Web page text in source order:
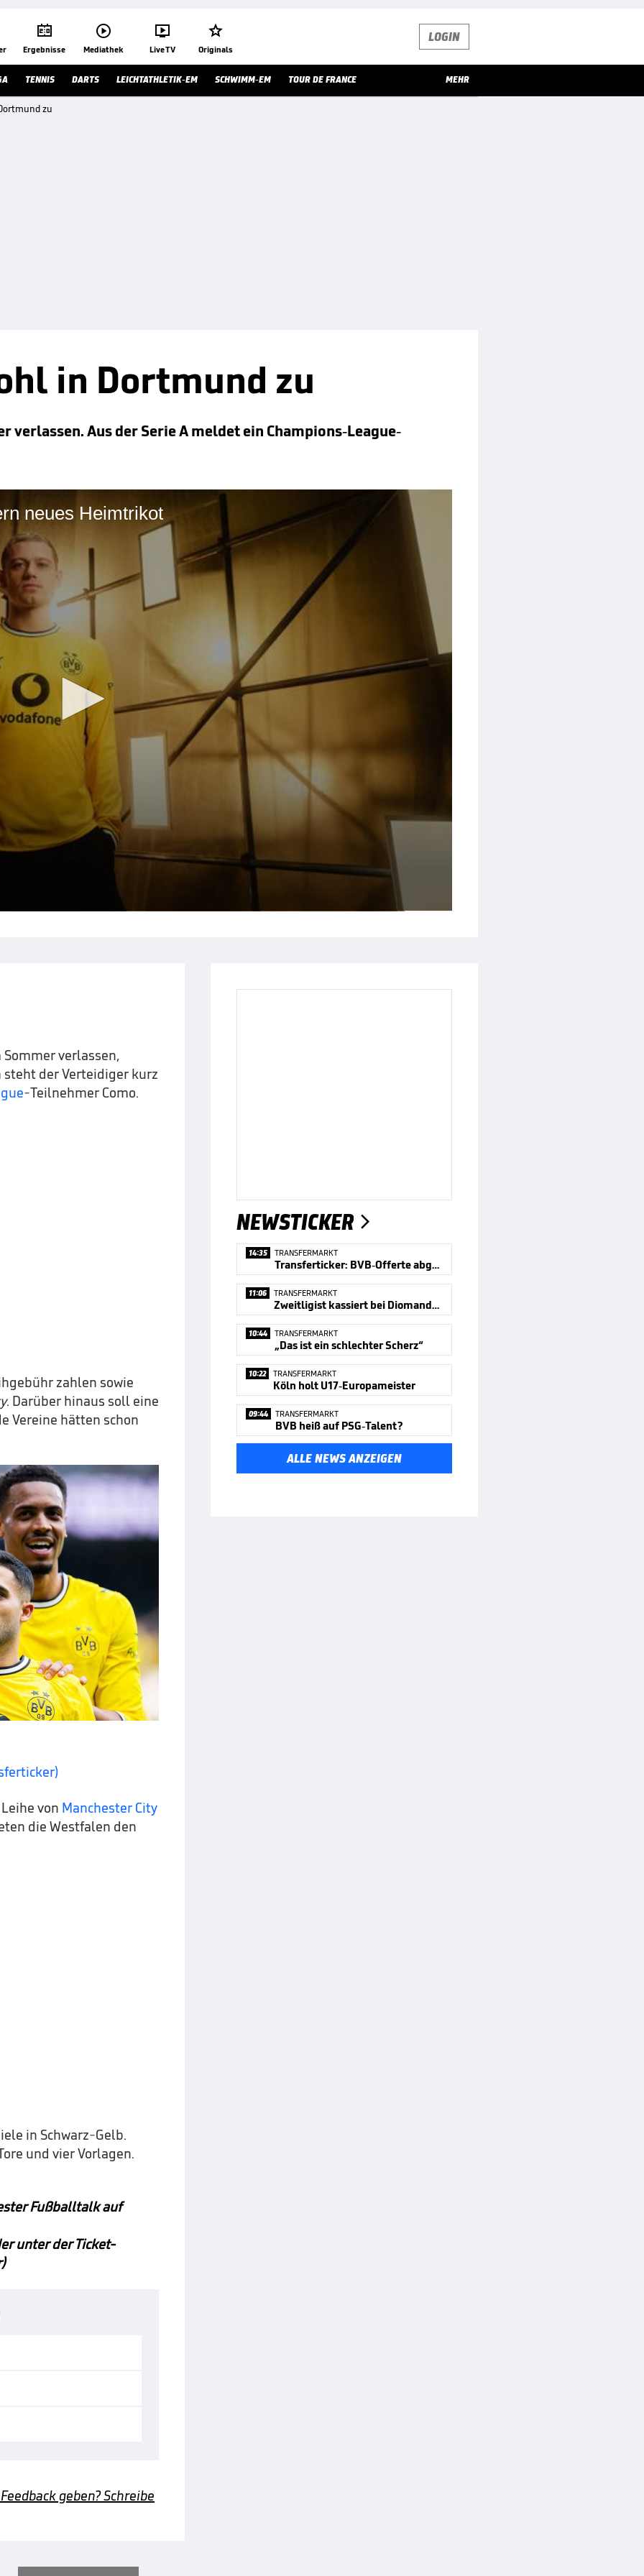

Ergebnisse

Mediathek

Live TV

Originals
LOGIN
TENNIS DARTS LEICHTATHLETIK-EM SCHWIMM-EM TOUR DE FRANCE MEHR
zu
in Dortmund zu
verlassen. Aus der Serie A meldet ein Champions-League-
neues Heimtrikot
verlassen,
der Verteidiger kurz
-Teilnehmer Como.
zahlen sowie
. Darüber hinaus soll eine
Vereine hätten schon
von Manchester City
die Westfalen den
in Schwarz-Gelb.
und vier Vorlagen.
Fußballtalk auf
unter der Ticket-
geben? Schreibe
NEWSTICKER 
14:35 TRANSFERMARKT
Transferticker: BVB-Offerte abgelehnt?
11:06 TRANSFERMARKT
Zweitligist kassiert bei Diomande ab
10:44 TRANSFERMARKT
„Das ist ein schlechter Scherz“
10:22 TRANSFERMARKT
Köln holt U17-Europameister
09:44 TRANSFERMARKT
BVB heiß auf PSG-Talent?
ALLE NEWS ANZEIGEN